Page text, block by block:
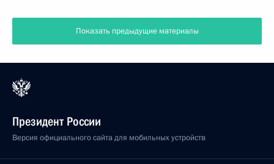
Показать предыдущие материалы
Президент России
Версия официального сайта для мобильных устройств